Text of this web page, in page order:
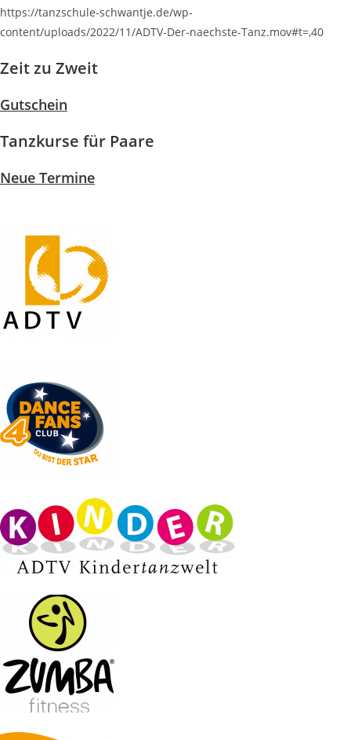
https://tanzschule-schwantje.de/wp-
content/uploads/2022/11/ADTV-Der-naechste-Tanz.mov#t=,40
Zeit zu Zweit
Gutschein
Tanzkurse für Paare
Neue Termine